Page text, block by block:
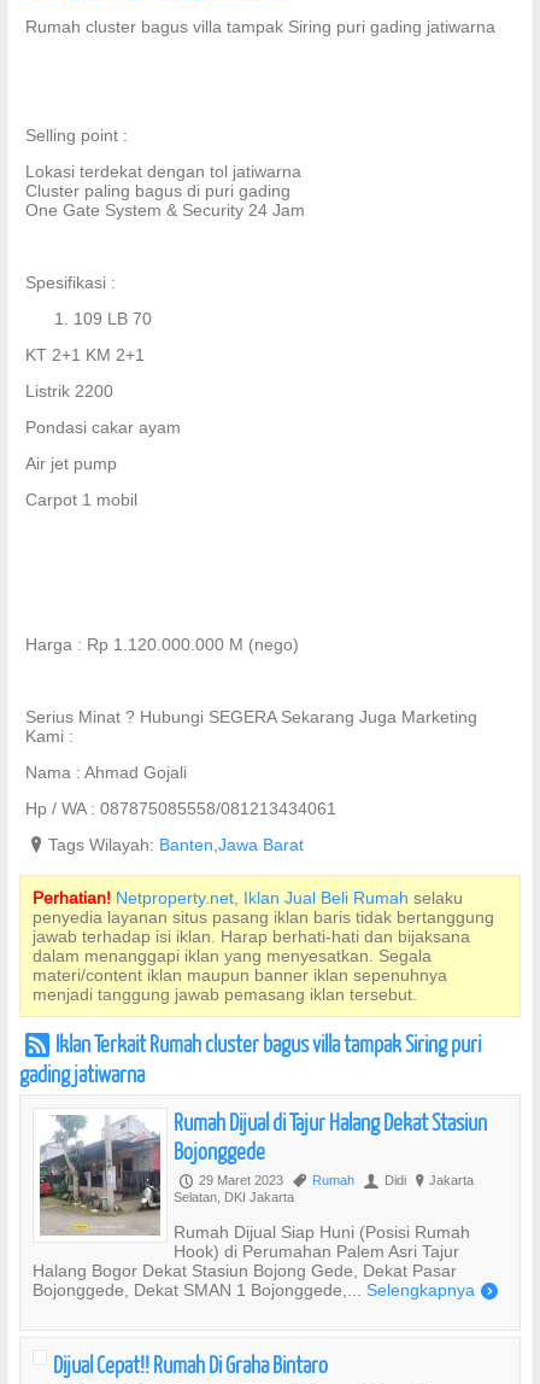
Rumah cluster bagus villa tampak Siring puri gading jatiwarna
Selling point :
Lokasi terdekat dengan tol jatiwarna
Cluster paling bagus di puri gading
One Gate System & Security 24 Jam
Spesifikasi :
109 LB 70
KT 2+1 KM 2+1
Listrik 2200
Pondasi cakar ayam
Air jet pump
Carpot 1 mobil
Harga : Rp 1.120.000.000 M (nego)
Serius Minat ? Hubungi SEGERA Sekarang Juga Marketing
Kami :
Nama : Ahmad Gojali
Hp / WA : 087875085558/081213434061
? Tags Wilayah: Banten Jawa Barat
Perhatian! Netproperty.net, Iklan Jual Beli Rumah selaku
penyedia layanan situs pasang iklan baris tidak bertanggung
jawab terhadap isi iklan. Harap berhati-hati dan bijaksana
dalam menanggapi iklan yang menyesatkan. Segala
materi/content iklan maupun banner iklan sepenuhnya
menjadi tanggung jawab pemasang iklan tersebut.
r Iklan Terkait Rumah cluster bagus villa tampak Siring puri
gading jatiwarna
Rumah Dijual di Tajur Halang Dekat Stasiun
Bojonggede
P 29 Maret 2023 , Rumah U Didi ? Jakarta
Selatan, DKI Jakarta
Rumah Dijual Siap Huni (Posisi Rumah
Hook) di Perumahan Palem Asri Tajur
Halang Bogor Dekat Stasiun Bojong Gede, Dekat Pasar
Bojonggede, Dekat SMAN 1 Bojonggede,... Selengkapnya )
Dijual Cepat!! Rumah Di Graha Bintaro